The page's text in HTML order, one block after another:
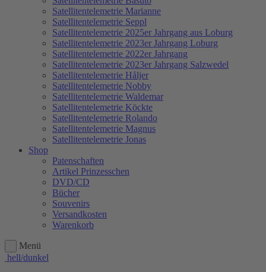
Satellitentelemetrie Marianne
Satellitentelemetrie Seppl
Satellitentelemetrie 2025er Jahrgang aus Loburg
Satellitentelemetrie 2023er Jahrgang Loburg
Satellitentelemetrie 2022er Jahrgang
Satellitentelemetrie 2023er Jahrgang Salzwedel
Satellitentelemetrie Håljer
Satellitentelemetrie Nobby
Satellitentelemetrie Waldemar
Satellitentelemetrie Köckte
Satellitentelemetrie Rolando
Satellitentelemetrie Magnus
Satellitentelemetrie Jonas
Shop
Patenschaften
Artikel Prinzesschen
DVD/CD
Bücher
Souvenirs
Versandkosten
Warenkorb
Menü
hell/dunkel